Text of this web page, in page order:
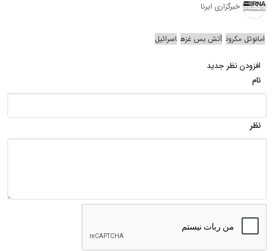
خبرگزاری ایرنا
امانوئل مکرون آتش بس غزه اسرائیل
افزودن نظر جدید
نام
نظر